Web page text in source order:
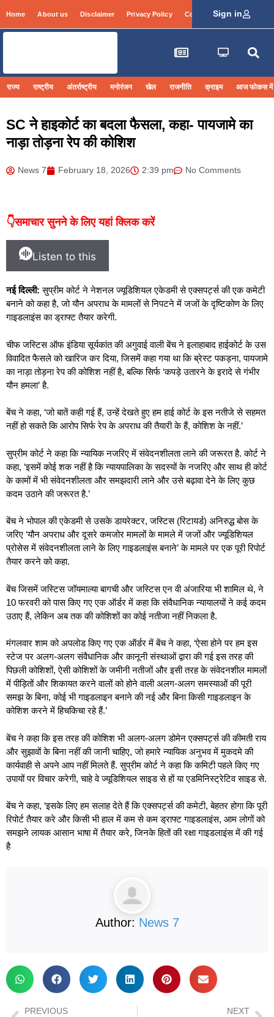
Home About us Disclaimer Privacy Policy Contact Info Login
Sign in
राज्य राष्ट्रीय अंतर्राष्ट्रीय मनोरंजन खेल राजनीति क्राइम आज फोकस में
SC ने हाइकोर्ट का बदला फैसला, कहा- पायजामे का
नाड़ा तोड़ना रेप की कोशिश
News 7 February 18, 2026 2:39 pm No Comments
👇समाचार सुनने के लिए यहां क्लिक करें
Listen to this
नई दिल्ली:सुप्रीम कोर्ट ने नेशनल ज्यूडिशियल एकेडमी से एक्सपर्ट्स की एक कमेटी
बनाने को कहा है, जो यौन अपराध के मामलों से निपटने में जजों के दृष्टिकोण के लिए
गाइडलाइंस का ड्राफ्ट तैयार करेगी.
चीफ जस्टिस ऑफ इंडिया सूर्यकांत की अगुवाई वाली बेंच ने इलाहाबाद हाईकोर्ट के उस
विवादित फैसले को खारिज कर दिया, जिसमें कहा गया था कि ब्रेस्ट पकड़ना, पायजामे
का नाड़ा तोड़ना रेप की कोशिश नहीं है, बल्कि सिर्फ ‘कपड़े उतारने के इरादे से गंभीर
यौन हमला’ है.
बेंच ने कहा, ‘जो बातें कही गई हैं, उन्हें देखते हुए हम हाई कोर्ट के इस नतीजे से सहमत
नहीं हो सकते कि आरोप सिर्फ रेप के अपराध की तैयारी के हैं, कोशिश के नहीं.’
सुप्रीम कोर्ट ने कहा कि न्यायिक नजरिए में संवेदनशीलता लाने की जरूरत है. कोर्ट ने
कहा, ‘इसमें कोई शक नहीं है कि न्यायपालिका के सदस्यों के नजरिए और साथ ही कोर्ट
के कामों में भी संवेदनशीलता और समझदारी लाने और उसे बढ़ावा देने के लिए कुछ
कदम उठाने की जरूरत है.’
बेंच ने भोपाल की एकेडमी से उसके डायरेक्टर, जस्टिस (रिटायर्ड) अनिरुद्ध बोस के
जरिए ‘यौन अपराध और दूसरे कमजोर मामलों के मामले में जजों और ज्यूडिशियल
प्रोसेस में संवेदनशीलता लाने के लिए गाइडलाइंस बनाने’ के मामले पर एक पूरी रिपोर्ट
तैयार करने को कहा.
बेंच जिसमें जस्टिस जॉयमाल्या बागची और जस्टिस एन वी अंजारिया भी शामिल थे, ने
10 फरवरी को पास किए गए एक ऑर्डर में कहा कि संवैधानिक न्यायालयों ने कई कदम
उठाए हैं, लेकिन अब तक की कोशिशों का कोई नतीजा नहीं निकला है.
मंगलवार शाम को अपलोड किए गए एक ऑर्डर में बेंच ने कहा, ‘ऐसा होने पर हम इस
स्टेज पर अलग-अलग संवैधानिक और कानूनी संस्थाओं द्वारा की गई इस तरह की
पिछली कोशिशों, ऐसी कोशिशों के जमीनी नतीजों और इसी तरह के संवेदनशील मामलों
में पीड़ितों और शिकायत करने वालों को होने वाली अलग-अलग समस्याओं की पूरी
समझ के बिना, कोई भी गाइडलाइन बनाने की नई और बिना किसी गाइडलाइन के
कोशिश करने में हिचकिचा रहे हैं.’
बेंच ने कहा कि इस तरह की कोशिश भी अलग-अलग डोमेन एक्सपर्ट्स की कीमती राय
और सुझावों के बिना नहीं की जानी चाहिए, जो हमारे न्यायिक अनुभव में मुकदमे की
कार्यवाही से अपने आप नहीं मिलते हैं. सुप्रीम कोर्ट ने कहा कि कमिटी पहले किए गए
उपायों पर विचार करेगी, चाहे वे ज्यूडिशियल साइड से हों या एडमिनिस्ट्रेटिव साइड से.
बेंच ने कहा, ‘इसके लिए हम सलाह देते हैं कि एक्सपर्ट्स की कमेटी, बेहतर होगा कि पूरी
रिपोर्ट तैयार करे और किसी भी हाल में कम से कम ड्राफ्ट गाइडलाइंस, आम लोगों को
समझने लायक आसान भाषा में तैयार करे, जिनके हितों की रक्षा गाइडलाइंस में की गई
है
Author: News 7
PREVIOUS NEXT